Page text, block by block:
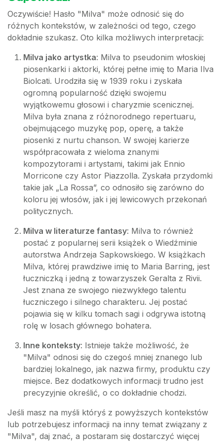
Oczywiście! Hasło "Milva" może odnosić się do
różnych kontekstów, w zależności od tego, czego
dokładnie szukasz. Oto kilka możliwych interpretacji:
Milva jako artystka: Milva to pseudonim włoskiej
piosenkarki i aktorki, której pełne imię to Maria Ilva
Biolcati. Urodziła się w 1939 roku i zyskała
ogromną popularność dzięki swojemu
wyjątkowemu głosowi i charyzmie scenicznej.
Milva była znana z różnorodnego repertuaru,
obejmującego muzykę pop, operę, a także
piosenki z nurtu chanson. W swojej karierze
współpracowała z wieloma znanymi
kompozytorami i artystami, takimi jak Ennio
Morricone czy Astor Piazzolla. Zyskała przydomki
takie jak „La Rossa”, co odnosiło się zarówno do
koloru jej włosów, jak i jej lewicowych przekonań
politycznych.
Milva w literaturze fantasy: Milva to również
postać z popularnej serii książek o Wiedźminie
autorstwa Andrzeja Sapkowskiego. W książkach
Milva, której prawdziwe imię to Maria Barring, jest
łuczniczką i jedną z towarzyszek Geralta z Rivii.
Jest znana ze swojego niezwykłego talentu
łuczniczego i silnego charakteru. Jej postać
pojawia się w kilku tomach sagi i odgrywa istotną
rolę w losach głównego bohatera.
Inne konteksty: Istnieje także możliwość, że
"Milva" odnosi się do czegoś mniej znanego lub
bardziej lokalnego, jak nazwa firmy, produktu czy
miejsce. Bez dodatkowych informacji trudno jest
precyzyjnie określić, o co dokładnie chodzi.
Jeśli masz na myśli któryś z powyższych kontekstów
lub potrzebujesz informacji na inny temat związany z
"Milva", daj znać, a postaram się dostarczyć więcej